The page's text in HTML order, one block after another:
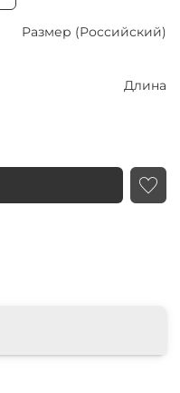
Размер (Российский)
Длина